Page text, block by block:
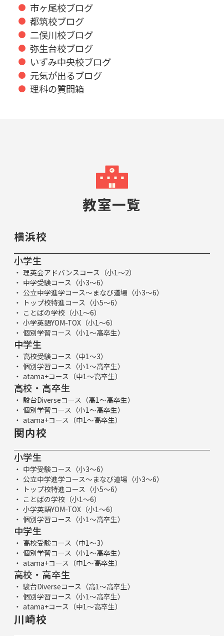
市ヶ尾校ブログ
都筑校ブログ
二俣川校ブログ
弥生台校ブログ
いずみ中央校ブログ
元気が出るブログ
理科の質問箱
教室一覧
横浜校
小学生
理英会アドバンスコース（小1～2）
中学受験コース（小3～6）
公立中学進学コース～まなび道場（小3～6）
トップ校特進コース（小5～6）
ことばの学校（小1～6）
小学英語YOM-TOX（小1～6）
個別学習コース（小1～高卒生）
中学生
高校受験コース（中1～3）
個別学習コース（小1～高卒生）
atama+コース（中1～高卒生）
高校・高卒生
駿台Diverseコース（高1～高卒生）
個別学習コース（小1～高卒生）
atama+コース（中1～高卒生）
関内校
小学生
中学受験コース（小3～6）
公立中学進学コース～まなび道場（小3～6）
トップ校特進コース（小5～6）
ことばの学校（小1～6）
小学英語YOM-TOX（小1～6）
個別学習コース（小1～高卒生）
中学生
高校受験コース（中1～3）
個別学習コース（小1～高卒生）
atama+コース（中1～高卒生）
高校・高卒生
駿台Diverseコース（高1～高卒生）
個別学習コース（小1～高卒生）
atama+コース（中1～高卒生）
川崎校